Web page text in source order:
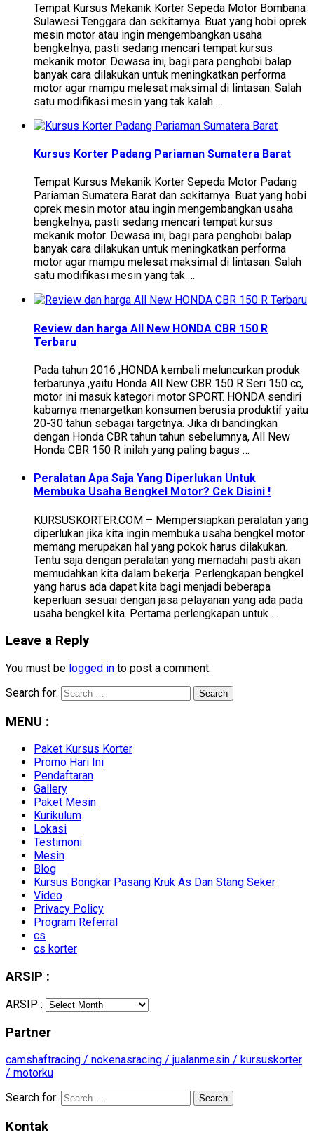
Tempat Kursus Mekanik Korter Sepeda Motor Bombana
Sulawesi Tenggara dan sekitarnya. Buat yang hobi oprek
mesin motor atau ingin mengembangkan usaha
bengkelnya, pasti sedang mencari tempat kursus
mekanik motor. Dewasa ini, bagi para penghobi balap
banyak cara dilakukan untuk meningkatkan performa
motor agar mampu melesat maksimal di lintasan. Salah
satu modifikasi mesin yang tak kalah …
Kursus Korter Padang Pariaman Sumatera Barat
Tempat Kursus Mekanik Korter Sepeda Motor Padang
Pariaman Sumatera Barat dan sekitarnya. Buat yang hobi
oprek mesin motor atau ingin mengembangkan usaha
bengkelnya, pasti sedang mencari tempat kursus
mekanik motor. Dewasa ini, bagi para penghobi balap
banyak cara dilakukan untuk meningkatkan performa
motor agar mampu melesat maksimal di lintasan. Salah
satu modifikasi mesin yang tak …
Review dan harga All New HONDA CBR 150 R
Terbaru
Pada tahun 2016 ,HONDA kembali meluncurkan produk
terbarunya ,yaitu Honda All New CBR 150 R Seri 150 cc,
motor ini masuk kategori motor SPORT. HONDA sendiri
kabarnya menargetkan konsumen berusia produktif yaitu
20-30 tahun sebagai targetnya. Jika di bandingkan
dengan Honda CBR tahun tahun sebelumnya, All New
Honda CBR 150 R inilah yang paling bagus …
Peralatan Apa Saja Yang Diperlukan Untuk
Membuka Usaha Bengkel Motor? Cek Disini !
KURSUSKORTER.COM – Mempersiapkan peralatan yang
diperlukan jika kita ingin membuka usaha bengkel motor
memang merupakan hal yang pokok harus dilakukan.
Tentu saja dengan peralatan yang memadahi pasti akan
memudahkan kita dalam bekerja. Perlengkapan bengkel
yang harus ada dapat kita bagi menjadi beberapa
keperluan sesuai dengan jasa pelayanan yang ada pada
usaha bengkel kita. Pertama perlengkapan untuk …
Leave a Reply
You must be logged in to post a comment.
Search for:
MENU :
Paket Kursus Korter
Promo Hari Ini
Pendaftaran
Gallery
Paket Mesin
Kurikulum
Lokasi
Testimoni
Mesin
Blog
Kursus Bongkar Pasang Kruk As Dan Stang Seker
Video
Privacy Policy
Program Referral
cs
cs korter
ARSIP :
ARSIP :
Partner
camshaftracing / nokenasracing / jualanmesin / kursuskorter
/ motorku
Search for:
Kontak